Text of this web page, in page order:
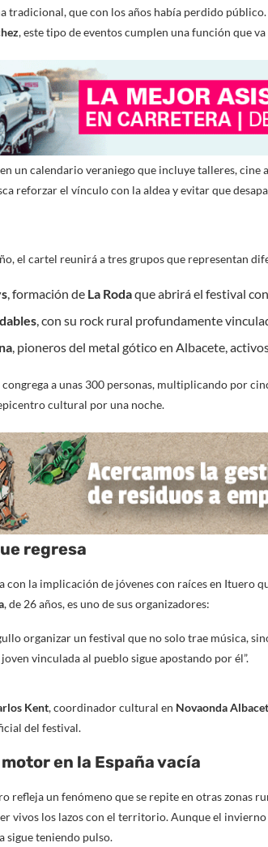
tradicional, que con los años había perdido
, este tipo de eventos cumplen una función que
un calendario veraniego que incluye talleres,
reforzar el vínculo con la aldea y evitar que
el cartel reunirá a tres grupos que representan
, formación de La Rodaque abrirá el festival
, con su rock rural profundamente
, pioneros del metal gótico en Albacete,
a unas 300 personas, multiplicando por
cultural por una noche.
regresa
con la implicación de jóvenes con raíces en Ituero
, de 26 años, es uno de sus organizadores:
organizar un festival que no solo trae música,
vinculada al pueblo sigue apostando por él”.
Kent, coordinador cultural en Novaonda
del festival.
en la España vacía
refleja un fenómeno que se repite en otras zonas
vivos los lazos con el territorio. Aunque el invierno
sigue teniendo pulso.